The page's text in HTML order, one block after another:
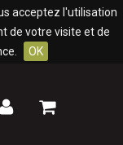
acceptez l'utilisation
de votre visite et de
OK
Mon
Mon